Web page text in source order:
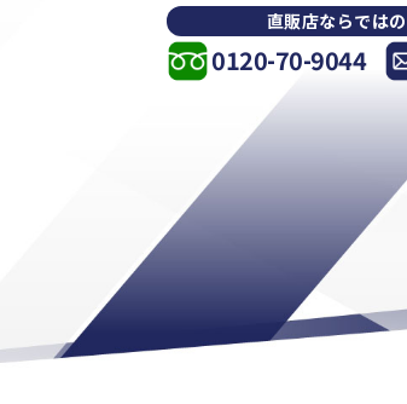
直販店ならでは
0120-70-9044